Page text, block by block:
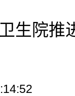
生院推